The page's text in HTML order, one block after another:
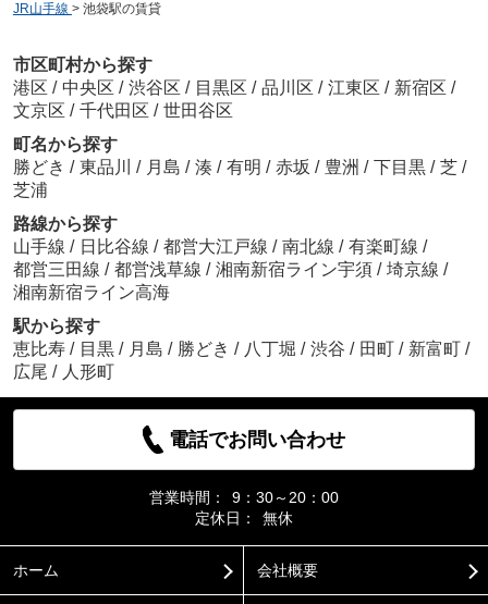
JR山手線 > 池袋駅の賃貸
市区町村から探す
港区 / 中央区 / 渋谷区 / 目黒区 / 品川区 / 江東区 / 新宿区 /
文京区 / 千代田区 / 世田谷区
町名から探す
勝どき / 東品川 / 月島 / 湊 / 有明 / 赤坂 / 豊洲 / 下目黒 / 芝 /
芝浦
路線から探す
山手線 / 日比谷線 / 都営大江戸線 / 南北線 / 有楽町線 /
都営三田線 / 都営浅草線 / 湘南新宿ライン宇須 / 埼京線 /
湘南新宿ライン高海
駅から探す
恵比寿 / 目黒 / 月島 / 勝どき / 八丁堀 / 渋谷 / 田町 / 新富町 /
広尾 / 人形町
電話でお問い合わせ
営業時間：
9：30～20：00
定休日：
無休
ホーム 会社概要